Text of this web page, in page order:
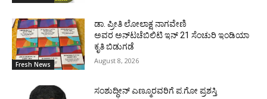
Fresh News
ಡಾ. ಪ್ರೀತಿ ಲೋಲಾಕ್ಷ ನಾಗವೇಣಿ
ಅವರ ಅನ್‌ಟಚೆಬಿಲಿಟಿ ಇನ್ 21 ಸೆಂಚುರಿ ಇಂಡಿಯಾ
ಕೃತಿ ಬಿಡುಗಡೆ
August 8, 2026
ಸಂಶುದ್ಧೀನ್ ಎಣ್ಮೂರವರಿಗೆ ಪ.ಗೋ ಪ್ರಶಸ್ತಿ